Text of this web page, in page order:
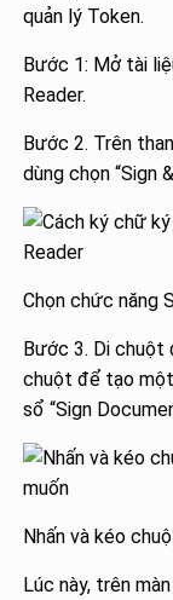
quản lý Token.
Bước 1: Mở tài
Reader.
Bước 2. Trên
dùng chọn “Sign
Chọn chức năng
Bước 3. Di
chuột để tạo một
sổ “Sign
Nhấn và kéo
Lúc này, trên